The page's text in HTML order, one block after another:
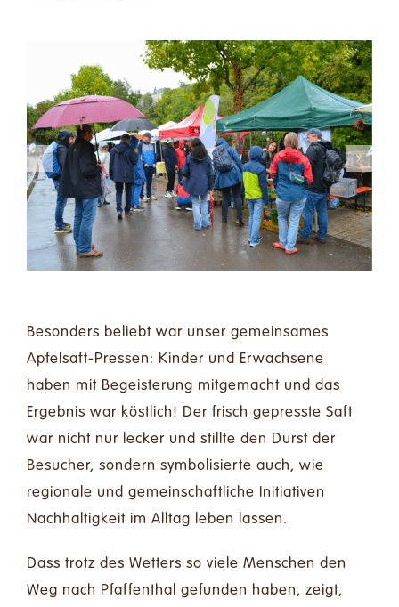
Besonders beliebt war unser gemeinsames
Apfelsaft-Pressen: Kinder und Erwachsene
haben mit Begeisterung mitgemacht und das
Ergebnis war köstlich! Der frisch gepresste Saft
war nicht nur lecker und stillte den Durst der
Besucher, sondern symbolisierte auch, wie
regionale und gemeinschaftliche Initiativen
Nachhaltigkeit im Alltag leben lassen.
Dass trotz des Wetters so viele Menschen den
Weg nach Pfaffenthal gefunden haben, zeigt,